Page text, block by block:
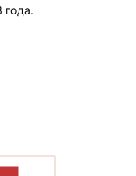
года.